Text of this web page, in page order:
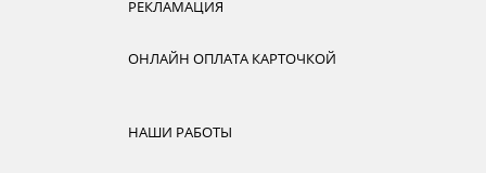
РЕКЛАМАЦИЯ
ОНЛАЙН ОПЛАТА КАРТОЧКОЙ
НАШИ РАБОТЫ